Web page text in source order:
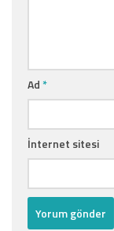
Ad*
İnternet sitesi